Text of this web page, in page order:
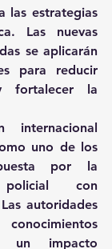
las estrategias
Las nuevas
se aplicarán
para reducir
fortalecer la
internacional
uno de los
por la
policial con
autoridades
un impacto